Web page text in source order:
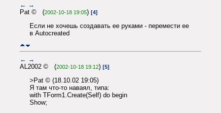
← →
Pat © (2002-10-18 19:05) [4]
Если не хочешь создавать ее руками - перемести ее
в Autocreated
← →
AL2002 © (2002-10-18 19:12) [5]
>Pat © (18.10.02 19:05)
Я там что-то наваял, типа:
with TForm1.Create(Self) do begin
Show;